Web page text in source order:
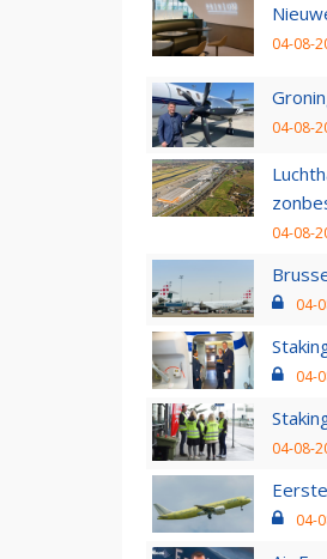
04-08-
04-08-
04-08-
04-
04-
04-08-
04-